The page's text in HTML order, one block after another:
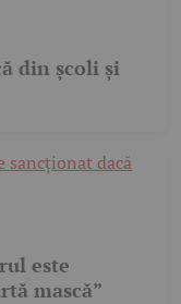
din școli și
este
mască”